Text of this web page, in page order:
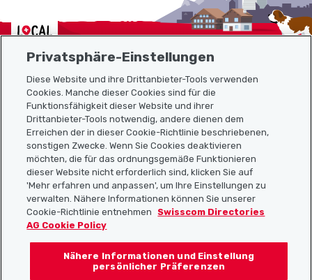
Localcities
Sitemap
Nützliche Links
Localcities App herunterladen
Folgt uns auf:
Privatsphäre-Einstellungen
Diese Website und ihre Drittanbieter-Tools verwenden
Cookies. Manche dieser Cookies sind für die
Funktionsfähigkeit dieser Website und ihrer
Drittanbieter-Tools notwendig, andere dienen dem
Erreichen der in dieser Cookie-Richtlinie beschriebenen,
sonstigen Zwecke. Wenn Sie Cookies deaktivieren
möchten, die für das ordnungsgemäße Funktionieren
dieser Website nicht erforderlich sind, klicken Sie auf
'Mehr erfahren und anpassen', um Ihre Einstellungen zu
verwalten. Nähere Informationen können Sie unserer
Cookie-Richtlinie entnehmen
Swisscom Directories
AG Cookie Policy
Nähere Informationen und Einstellung
persönlicher Präferenzen